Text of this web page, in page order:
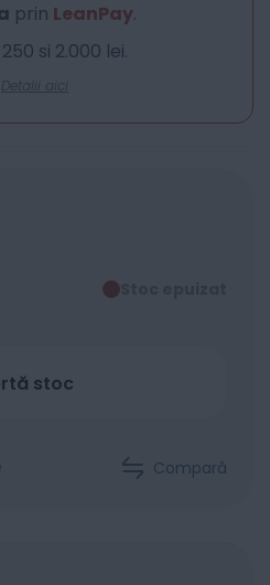
prin LeanPay.
si 2.000 lei.
Detalii aici
stoc
Compară